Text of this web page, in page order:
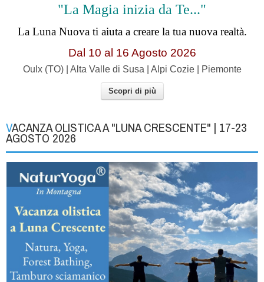
"La Magia inizia da Te..."
La Luna Nuova ti aiuta a creare la tua nuova realtà.
Dal 10 al 16 Agosto 2026
Oulx (TO) | Alta Valle di Susa | Alpi Cozie | Piemonte
Scopri di più
VACANZA OLISTICA A "LUNA CRESCENTE" | 17-23
AGOSTO 2026